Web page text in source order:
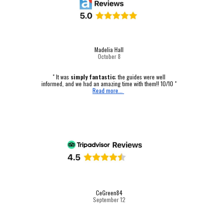
Madelia Hall
October8
" It was simply fantastic; the guides were well
informed, and we had an amazing time with them!! 10/10 "
Read more...
CeGreen84
September 12